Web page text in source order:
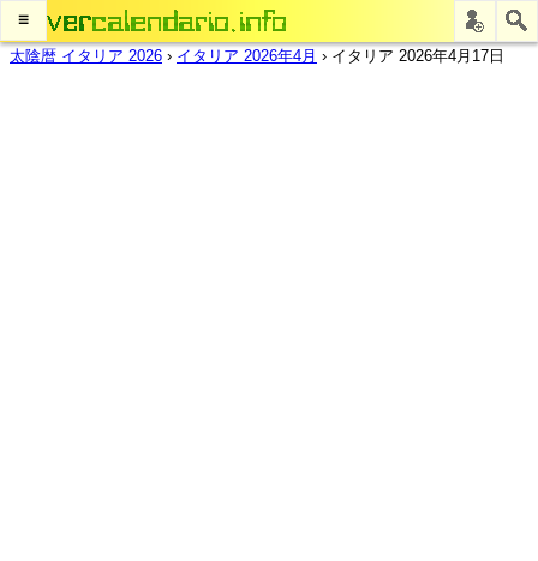
≡
太陰暦 イタリア 2026 › イタリア 2026年4月 › イタリア 2026年4月17日